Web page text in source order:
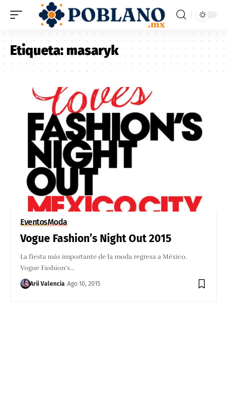
Etiqueta:masaryk
EventosModa
Vogue Fashion’s Night Out 2015
La fiesta más importante de la moda regresa a México.
Vogue Fashion's…
Arii Valencia Ago 10, 2015